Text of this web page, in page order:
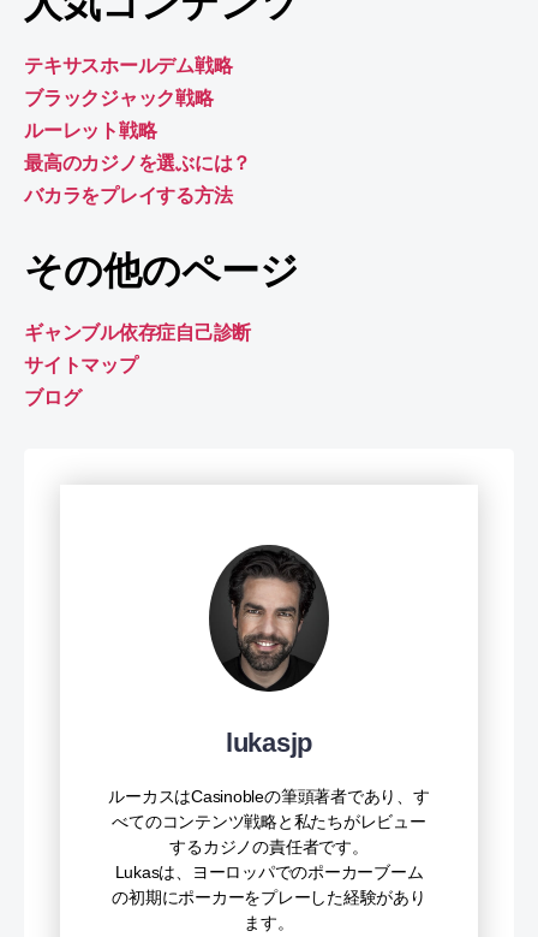
テキサスホールデム戦略
ブラックジャック戦略
ルーレット戦略
最高のカジノを選ぶには？
バカラをプレイする方法
その他のページ
ギャンブル依存症自己診断
サイトマップ
ブログ
lukasjp
ルーカスはCasinobleの筆頭著者であり、す
べてのコンテンツ戦略と私たちがレビュー
するカジノの責任者です。
Lukasは、ヨーロッパでのポーカーブーム
の初期にポーカーをプレーした経験があり
ます。